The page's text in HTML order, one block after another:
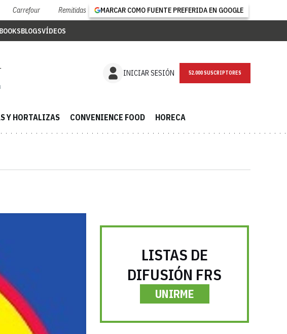
Carrefour Remitidas MARCAR COMO FUENTE PREFERIDA EN GOOGLE
BLOGSVÍDEOS
INICIAR SESIÓN NEWSLETTER
Y HORTALIZAS CONVENIENCE FOOD HORECA
LISTAS DE
DIFUSIÓN FRS
UNIRME